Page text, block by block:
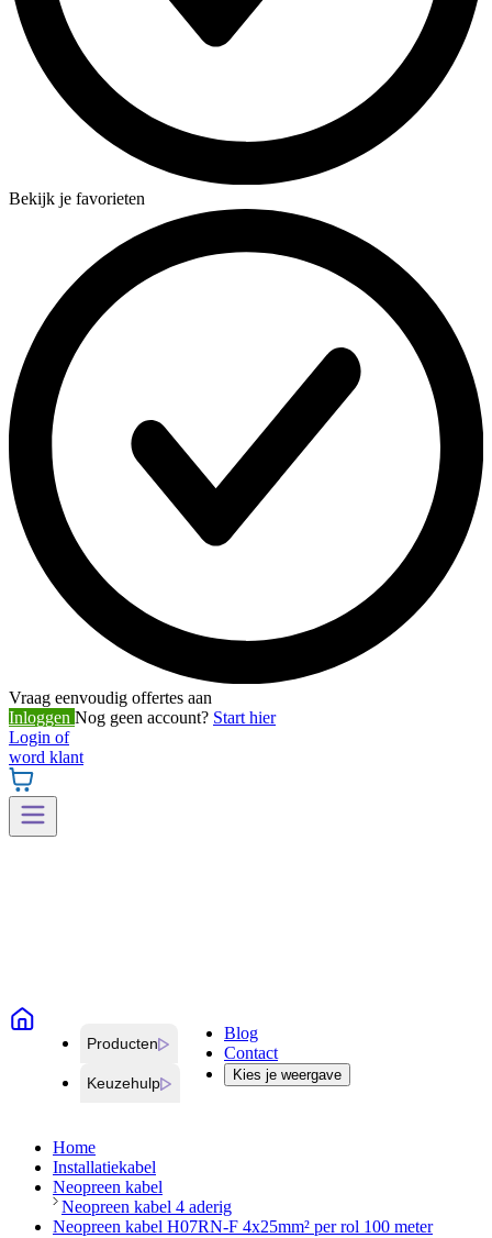
Bekijk je favorieten
Vraag eenvoudig offertes aan
Inloggen Nog geen account? Start hier
Login of
word klant
Producten
Keuzehulp
Blog
Contact
Kies je weergave
Home
Installatiekabel
Neopreen kabel
Neopreen kabel 4 aderig
Neopreen kabel H07RN-F 4x25mm² per rol 100 meter